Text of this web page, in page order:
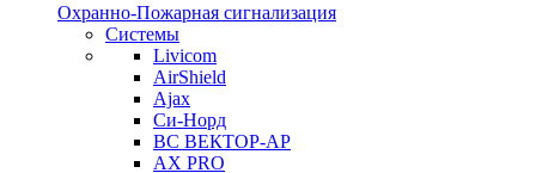
Охранно-Пожарная сигнализация
Системы
Livicom
AirShield
Ajax
Си-Норд
ВС ВЕКТОР-АР
AX PRO